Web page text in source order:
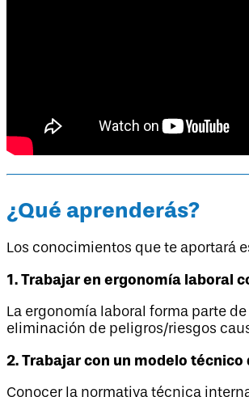
¿Qué aprenderás?
Los conocimientos que te aportará
1. Trabajar en ergonomía laboral
La ergonomía laboral forma parte
eliminación de peligros/riesgos
2. Trabajar con un modelo
Conocer la normativa técnica